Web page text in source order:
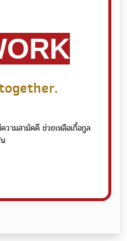
วามสามัคคี ช่วยเหลือเกื้อกูล